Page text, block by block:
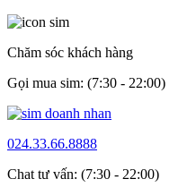
Chăm sóc khách hàng
Gọi mua sim: (7:30 - 22:00)
024.33.66.8888
Chat tư vấn: (7:30 - 22:00)